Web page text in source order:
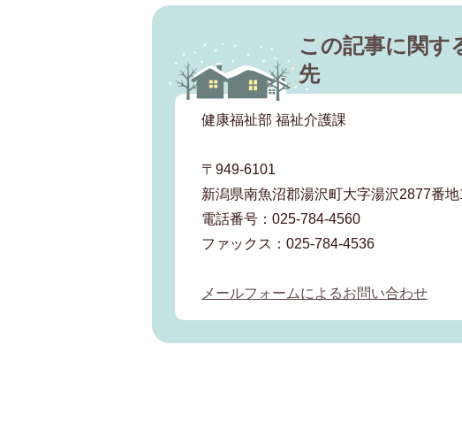
この記事に関す
先
健康福祉部 福祉介護課
〒949-6101
新潟県南魚沼郡湯沢町大字湯沢2877番地
電話番号：025-784-4560
ファックス：025-784-4536
メールフォームによるお問い合わせ